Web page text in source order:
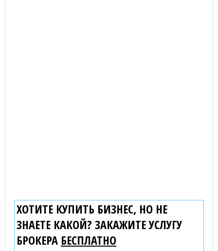
ХОТИТЕ КУПИТЬ БИЗНЕС, НО НЕ
ЗНАЕТЕ КАКОЙ? ЗАКАЖИТЕ УСЛУГУ
БРОКЕРА БЕСПЛАТНО